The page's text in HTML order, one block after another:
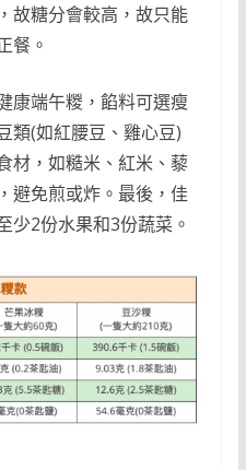
故糖分會較高，故只能
餐。
康端午糉，餡料可選瘦
類(如紅腰豆、雞心豆)
材，如糙米、紅米、藜
避免煎或炸。最後，佳
少2份水果和3份蔬菜。